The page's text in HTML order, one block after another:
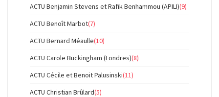
ACTU Benjamin Stevens et Rafik Benhammou (APILI)(9)
ACTU Benoît Marbot(7)
ACTU Bernard Méaulle(10)
ACTU Carole Buckingham (Londres)(8)
ACTU Cécile et Benoit Palusinski(11)
ACTU Christian Brûlard(5)